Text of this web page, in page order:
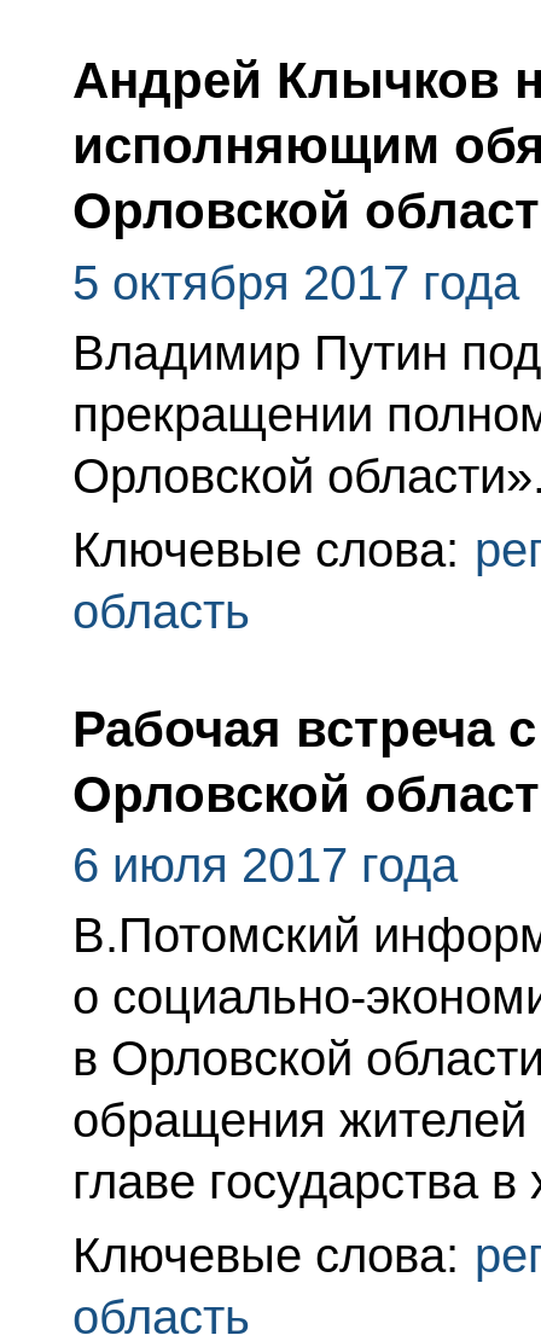
Андрей Клычков
исполняющим
Орловской
5 октября 2017 года
Владимир Путин
прекращении
Орловской
Ключевые слова:
область
Рабочая встреча
Орловской
6 июля 2017 года
В.Потомский
о социально-
в Орловской
обращения жителей
главе государства
Ключевые слова:
область